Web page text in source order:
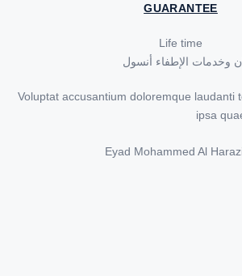
GUARANTEE
Life time
الإطفاء أنسول
Voluptat accusantium doloremque
ipsa